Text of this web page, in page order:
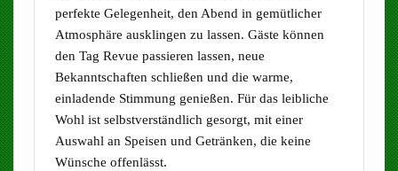
perfekte Gelegenheit, den Abend in gemütlicher
Atmosphäre ausklingen zu lassen. Gäste können
den Tag Revue passieren lassen, neue
Bekanntschaften schließen und die warme,
einladende Stimmung genießen. Für das leibliche
Wohl ist selbstverständlich gesorgt, mit einer
Auswahl an Speisen und Getränken, die keine
Wünsche offenlässt.